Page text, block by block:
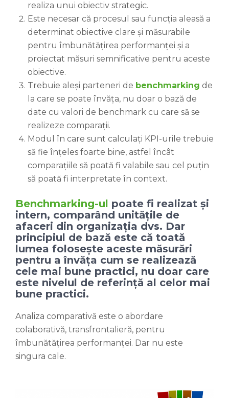
realiza unui obiectiv strategic.
Este necesar că procesul sau funcția aleasă a
determinat obiective clare și măsurabile
pentru îmbunătățirea performanței și a
proiectat măsuri semnificative pentru aceste
obiective.
Trebuie aleși parteneri de benchmarking de
la care se poate învăța, nu doar o bază de
date cu valori de benchmark cu care să se
realizeze comparații.
Modul în care sunt calculați KPI-urile trebuie
să fie înțeles foarte bine, astfel încât
comparațiile să poată fi valabile sau cel puțin
să poată fi interpretate în context.
Benchmarking-ul poate fi realizat și
intern, comparând unitățile de
afaceri din organizația dvs. Dar
principiul de bază este că toată
lumea folosește aceste măsurări
pentru a învăța cum se realizează
cele mai bune practici, nu doar care
este nivelul de referință al celor mai
bune practici.
Analiza comparativă este o abordare
colaborativă, transfrontalieră, pentru
îmbunătățirea performanței. Dar nu este
singura cale.